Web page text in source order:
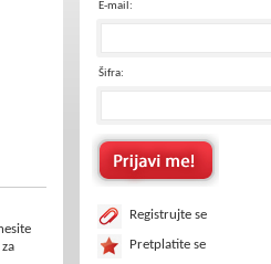
E-mail:
Šifra:
Registrujte se
Pretplatite se